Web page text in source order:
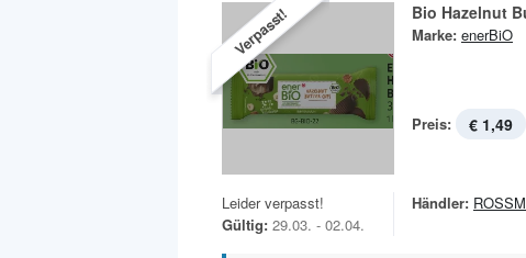
Verpasst! Bio Hazelnut
Marke: enerBiO
Preis: € 1,49
Leider verpasst!
Gültig: 29.03. - 02.04.
Händler: